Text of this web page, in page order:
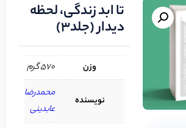
تا ابد زندگی، لحظه
دیدار (جلد3)
وزن 570 گرم
نویسنده
محمدرضا
عابدینی